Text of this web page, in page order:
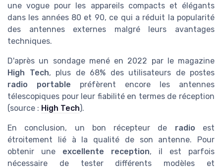
une vogue pour les appareils compacts et élégants
dans les années 80 et 90, ce qui a réduit la popularité
des antennes externes malgré leurs avantages
techniques.
D'après un sondage mené en 2022 par le magazine
High Tech, plus de 68% des utilisateurs de postes
radio portable préfèrent encore les antennes
télescopiques pour leur fiabilité en termes de réception
(source : High Tech).
En conclusion, un bon récepteur de radio est
étroitement lié à la qualité de son antenne. Pour
obtenir une excellente reception, il est parfois
nécessaire de tester différents modèles et